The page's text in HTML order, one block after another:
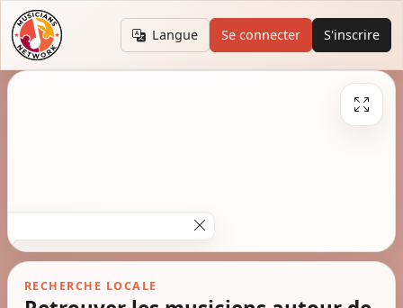
Langue Se connecter S'inscrire
RECHERCHE LOCALE